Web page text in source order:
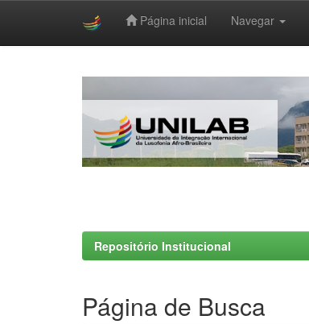
Página inicial Navegar
Repositório Institucional
Página de Busca